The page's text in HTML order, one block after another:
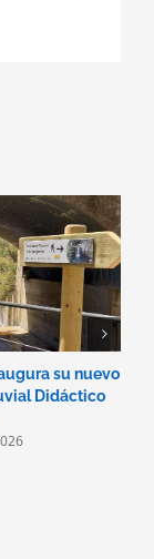
su nuevo
Didáctico